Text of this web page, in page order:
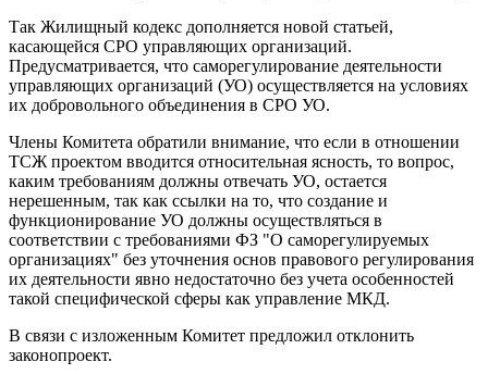
Так Жилищный кодекс дополняется новой статьей,
касающейся СРО управляющих организаций.
Предусматривается, что саморегулирование деятельности
управляющих организаций (УО) осуществляется на условиях
их добровольного объединения в СРО УО.
Члены Комитета обратили внимание, что если в отношении
ТСЖ проектом вводится относительная ясность, то вопрос,
каким требованиям должны отвечать УО, остается
нерешенным, так как ссылки на то, что создание и
функционирование УО должны осуществляться в
соответствии с требованиями ФЗ "О саморегулируемых
организациях" без уточнения основ правового регулирования
их деятельности явно недостаточно без учета особенностей
такой специфической сферы как управление МКД.
В связи с изложенным Комитет предложил отклонить
законопроект.